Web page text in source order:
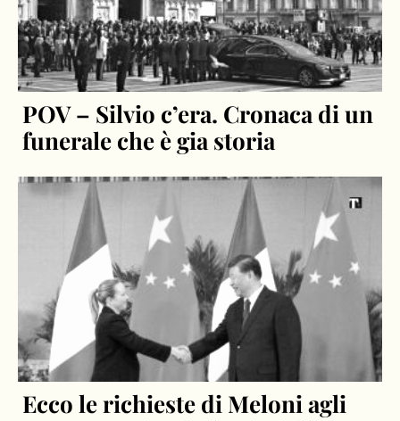
POV – Silvio c’era. Cronaca di un
funerale che è gia storia
Ecco le richieste di Meloni agli